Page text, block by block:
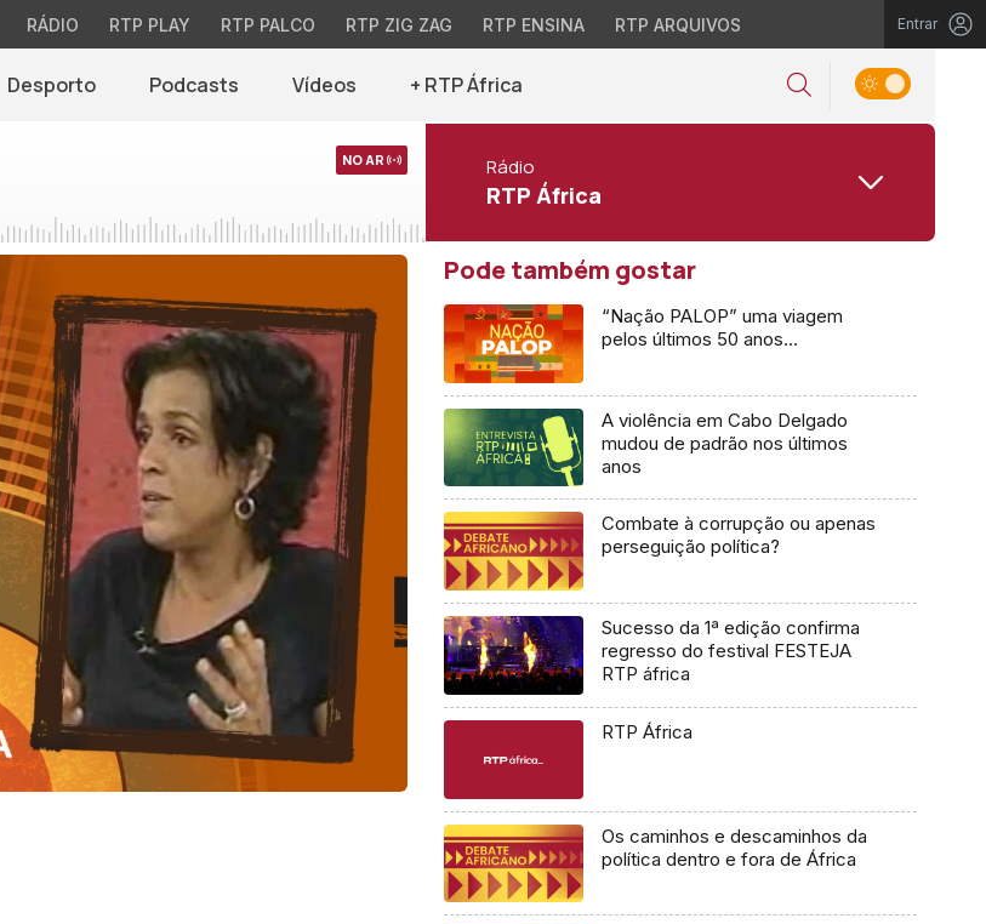
RÁDIO RTP PLAY RTP PALCO RTP ZIG ZAG RTP ENSINA RTP ARQUIVOS Entrar
Desporto Podcasts Vídeos + RTP África
NO AR Rádio
RTP África
Pode também gostar
“Nação PALOP” uma viagem
pelos últimos 50 anos…
A violência em Cabo Delgado
mudou de padrão nos últimos
anos
Combate à corrupção ou apenas
perseguição política?
Sucesso da 1ª edição confirma
regresso do festival FESTEJA
RTP áfrica
RTP África
Os caminhos e descaminhos da
política dentro e fora de África